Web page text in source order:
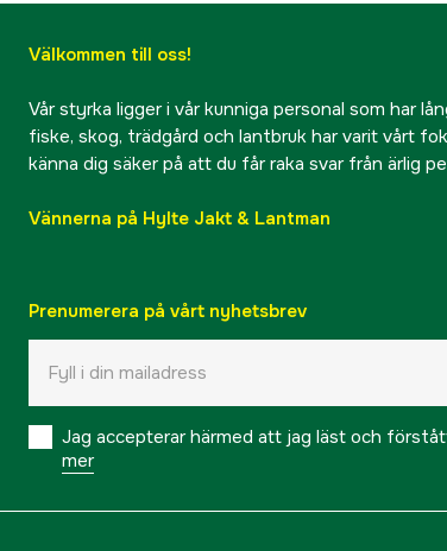
Välkommen till oss!
Vår styrka ligger i vår kunniga personal som har
fiske, skog, trädgård och lantbruk har varit vårt
känna dig säker på att du får raka svar från ärlig
Vännerna på Hylte Jakt & Lantman
Prenumerera på vårt nyhetsbrev
Jag accepterar härmed att jag läst och
mer